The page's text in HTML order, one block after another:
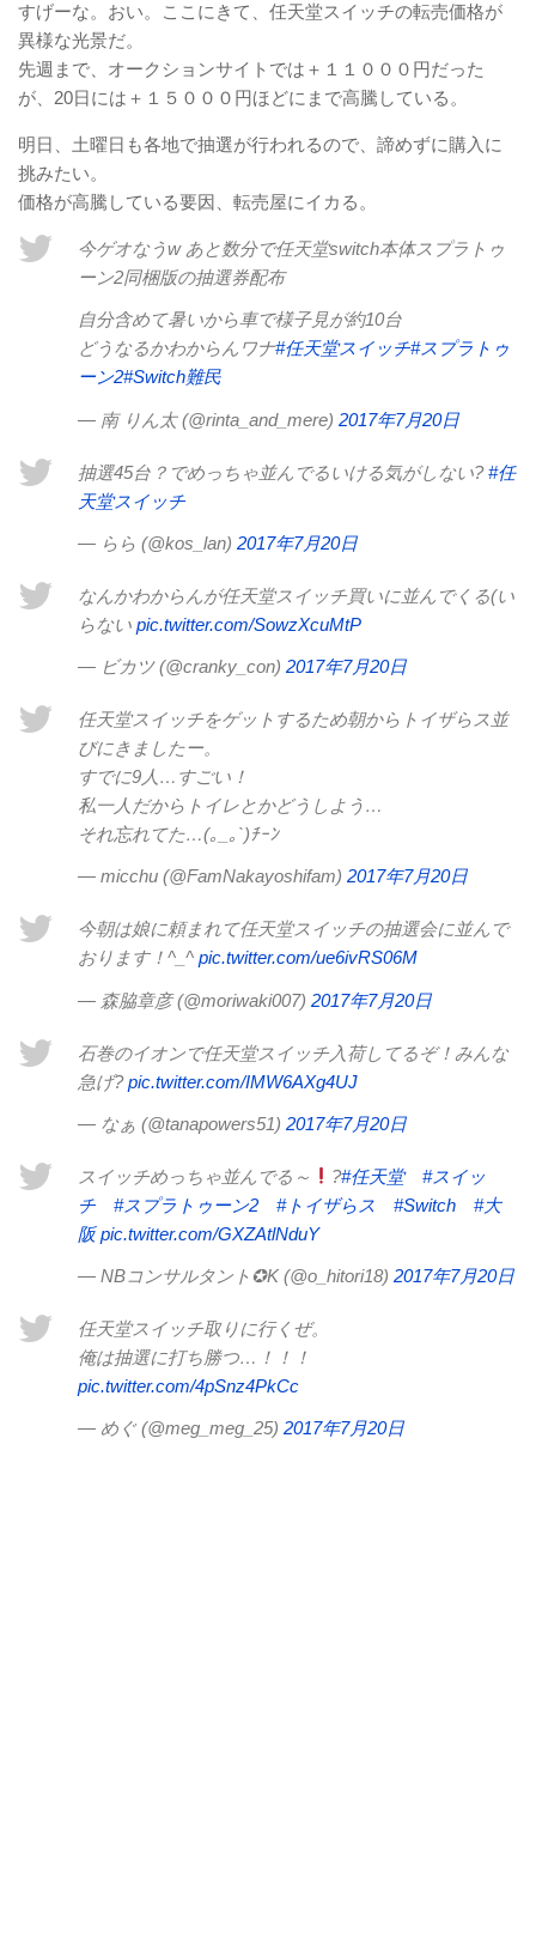
すげーな。おい。ここにきて、任天堂スイッチの転売価格が
異様な光景だ。
先週まで、オークションサイトでは＋１１０００円だった
が、20日には＋１５０００円ほどにまで高騰している。
明日、土曜日も各地で抽選が行われるので、諦めずに購入に
挑みたい。
価格が高騰している要因、転売屋にイカる。
今ゲオなうw あと数分で任天堂switch本体スプラトゥ
ーン2同梱版の抽選券配布
自分含めて暑いから車で様子見が約10台
どうなるかわからんワナ#任天堂スイッチ#スプラトゥ
ーン2#Switch難民
— 南 りん太 (@rinta_and_mere) 2017年7月20日
抽選45台？でめっちゃ並んでるいける気がしない?#任
天堂スイッチ
— らら (@kos_lan) 2017年7月20日
なんかわからんが任天堂スイッチ買いに並んでくる(い
らない pic.twitter.com/SowzXcuMtP
— ビカツ (@cranky_con) 2017年7月20日
任天堂スイッチをゲットするため朝からトイザらス並
びにきましたー。
すでに9人…すごい！
私一人だからトイレとかどうしよう…
それ忘れてた…(｡_｡`)ﾁｰﾝ
— micchu (@FamNakayoshifam) 2017年7月20日
今朝は娘に頼まれて任天堂スイッチの抽選会に並んで
おります！^_^ pic.twitter.com/ue6ivRS06M
— 森脇章彦 (@moriwaki007) 2017年7月20日
石巻のイオンで任天堂スイッチ入荷してるぞ！みんな
急げ?pic.twitter.com/IMW6AXg4UJ
— なぁ (@tanapowers51) 2017年7月20日
スイッチめっちゃ並んでる～ ?#任天堂
#スイッ
チ
#スプラトゥーン2 #トイザらス #Switch
#大
阪 pic.twitter.com/GXZAtlNduY
— NBコンサルタント✪K (@o_hitori18) 2017年7月20日
任天堂スイッチ取りに行くぜ。
俺は抽選に打ち勝つ…！！！
pic.twitter.com/4pSnz4PkCc
— めぐ (@meg_meg_25) 2017年7月20日